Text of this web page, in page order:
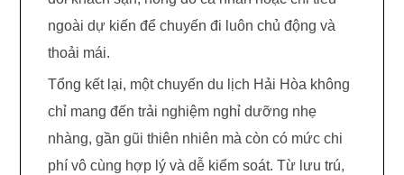
ngoài dự kiến để chuyến đi luôn chủ động và
thoải mái.
Tổng kết lại, một chuyến du lịch Hải Hòa không
chỉ mang đến trải nghiệm nghỉ dưỡng nhẹ
nhàng, gần gũi thiên nhiên mà còn có mức chi
phí vô cùng hợp lý và dễ kiểm soát. Từ lưu trú,